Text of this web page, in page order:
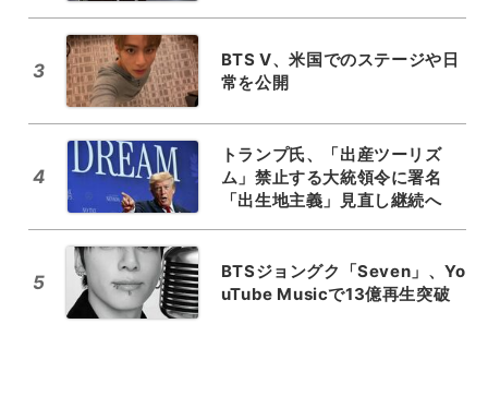
3
BTS V、米国でのステージや日
常を公開
4
トランプ氏、「出産ツーリズ
ム」禁止する大統領令に署名
「出生地主義」見直し継続へ
5
BTSジョングク「Seven」、Yo
uTube Musicで13億再生突破